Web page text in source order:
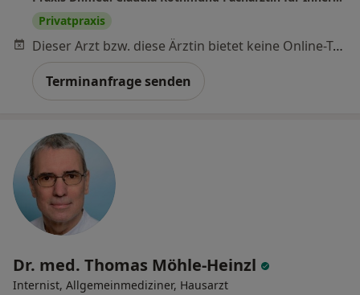
Privatpraxis
Dieser Arzt bzw. diese Ärztin bietet keine Online-Terminbuchung an diesem Standort an.
Terminanfrage senden
Dr. med. Thomas Möhle-Heinzl
Internist, Allgemeinmediziner, Hausarzt